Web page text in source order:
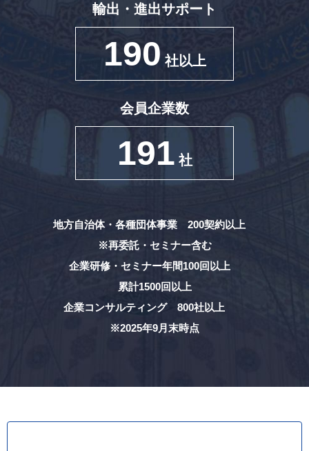
輸出・進出サポート
190 社以上
会員企業数
191 社
地方自治体・各種団体事業 200契約以上
※再委託・セミナー含む
企業研修・セミナー年間100回以上
累計1500回以上
企業コンサルティング 800社以上
※2025年9月末時点